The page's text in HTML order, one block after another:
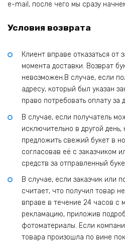
e-mail, после чего мы сразу
Условия возврата
Клиент вправе отказаться от
момента доставки. Возврат
невозможен.В случае, если
адресу, который был указан
право потребовать оплату за
В случае, если получатель
исключительно в другой
предложить свежий букет в
согласовав её с заказчиком
средств за отправленный
В случае, если заказчик или
считает, что получил товар
вправе в течение 24 часов с
рекламацию, приложив
фотоматериалы. Если
товара произошла по вине